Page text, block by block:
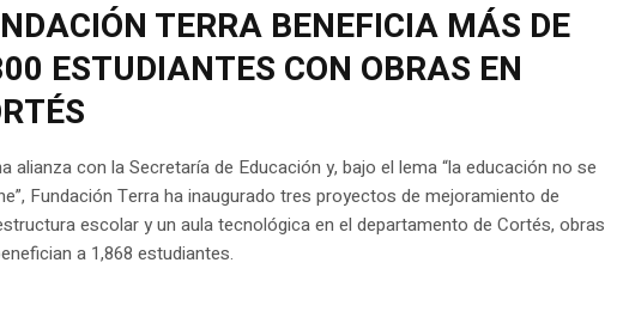
TERRA BENEFICIA MÁS DE
ESTUDIANTES CON OBRAS EN
alianza con la Secretaría de Educación y, bajo el lema “la educación no se
Fundación Terra ha inaugurado tres proyectos de mejoramiento de
escolar y un aula tecnológica en el departamento de Cortés, obras
a 1,868 estudiantes.